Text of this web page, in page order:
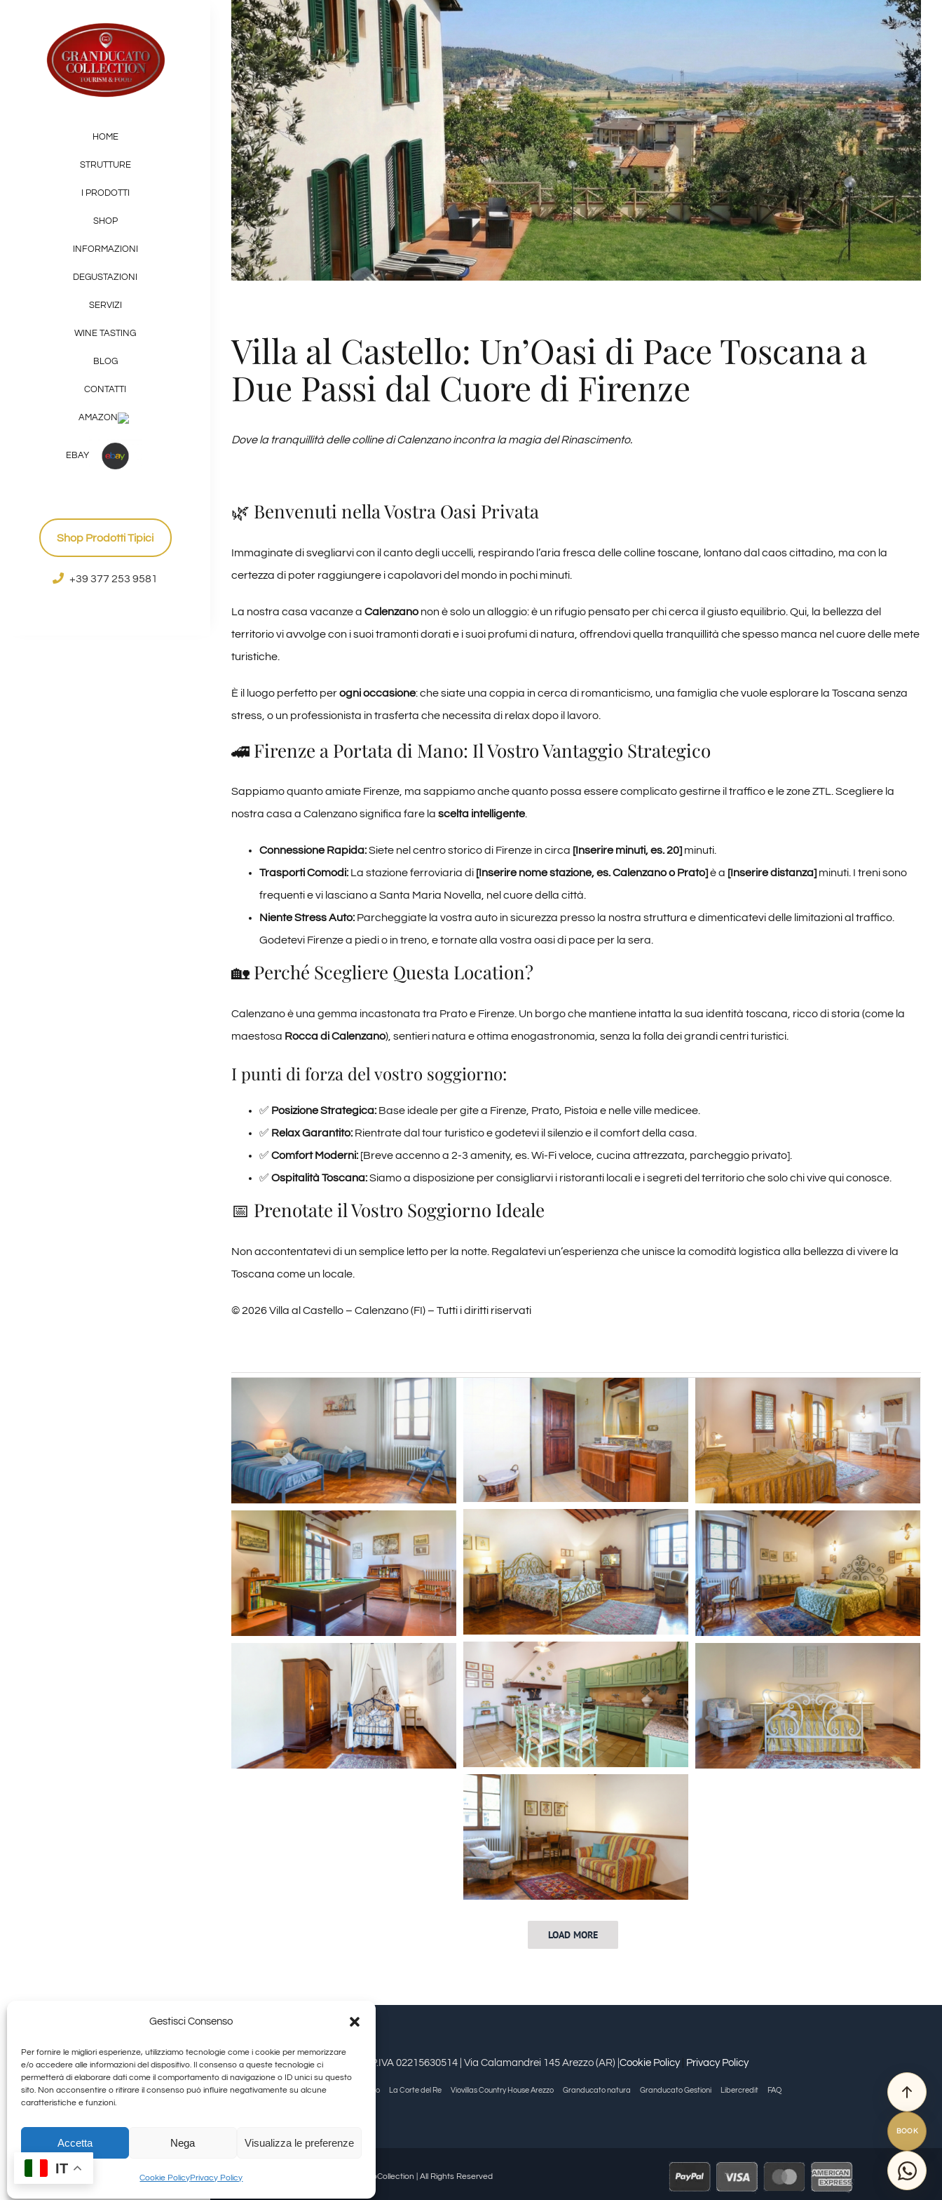
Gestisci Consenso
Per fornire le migliori esperienze, utilizziamo tecnologie come i cookie per memorizzare
e/o accedere alle informazioni del dispositivo. Il consenso a queste tecnologie ci
permetterà di elaborare dati come il comportamento di navigazione o ID unici su questo
sito. Non acconsentire o ritirare il consenso può influire negativamente su alcune
caratteristiche e funzioni.
Accetta Nega Visualizza le preferenze
Cookie PolicyPrivacy Policy
contenuto
HOME
STRUTTURE
I PRODOTTI
SHOP
INFORMAZIONI
DEGUSTAZIONI
SERVIZI
WINE TASTING
BLOG
CONTATTI
AMAZON
EBAY
Shop Prodotti Tipici
+39 377 253 9581
Villa al Castello: Un’Oasi di Pace Toscana a
Due Passi dal Cuore di Firenze
Dove la tranquillità delle colline di Calenzano incontra la magia del Rinascimento.
🌿 Benvenuti nella Vostra Oasi Privata
Immaginate di svegliarvi con il canto degli uccelli, respirando l’aria fresca delle colline toscane, lontano dal caos cittadino, ma con la
certezza di poter raggiungere i capolavori del mondo in pochi minuti.
La nostra casa vacanze a Calenzanonon è solo un alloggio: è un rifugio pensato per chi cerca il giusto equilibrio. Qui, la bellezza del
territorio vi avvolge con i suoi tramonti dorati e i suoi profumi di natura, offrendovi quella tranquillità che spesso manca nel cuore delle mete
turistiche.
È il luogo perfetto perogni occasione: che siate una coppia in cerca di romanticismo, una famiglia che vuole esplorare la Toscana senza
stress, o un professionista in trasferta che necessita di relax dopo il lavoro.
🚄 Firenze a Portata di Mano: Il Vostro Vantaggio Strategico
Sappiamo quanto amiate Firenze, ma sappiamo anche quanto possa essere complicato gestirne il traffico e le zone ZTL. Scegliere la
nostra casa a Calenzano significa fare la scelta intelligente.
Connessione Rapida:Siete nel centro storico di Firenze in circa [Inserire minuti, es. 20]minuti.
Trasporti Comodi:La stazione ferroviaria di [Inserire nome stazione, es. Calenzano o Prato]è a [Inserire distanza]minuti. I treni sono
frequenti e vi lasciano a Santa Maria Novella, nel cuore della città.
Niente Stress Auto:Parcheggiate la vostra auto in sicurezza presso la nostra struttura e dimenticatevi delle limitazioni al traffico.
Godetevi Firenze a piedi o in treno, e tornate alla vostra oasi di pace per la sera.
🏡 Perché Scegliere Questa Location?
Calenzano è una gemma incastonata tra Prato e Firenze. Un borgo che mantiene intatta la sua identità toscana, ricco di storia (come la
maestosa Rocca di Calenzano), sentieri natura e ottima enogastronomia, senza la folla dei grandi centri turistici.
I punti di forza del vostro soggiorno:
✅ Posizione Strategica:Base ideale per gite a Firenze, Prato, Pistoia e nelle ville medicee.
✅ Relax Garantito:Rientrate dal tour turistico e godetevi il silenzio e il comfort della casa.
✅ Comfort Moderni:[Breve accenno a 2-3 amenity, es. Wi-Fi veloce, cucina attrezzata, parcheggio privato].
✅ Ospitalità Toscana:Siamo a disposizione per consigliarvi i ristoranti locali e i segreti del territorio che solo chi vive qui conosce.
📅 Prenotate il Vostro Soggiorno Ideale
Non accontentatevi di un semplice letto per la notte. Regalatevi un’esperienza che unisce la comodità logistica alla bellezza di vivere la
Toscana come un locale.
© 2026 Villa al Castello – Calenzano (FI) – Tutti i diritti riservati
LOAD MORE
Granducato Gestioni srl | P.IVA 02215630514 | Via Calamandrei 145 Arezzo (AR) | Cookie Policy| Privacy Policy
Allegra Toscana Arezzo Allegra Viareggio La Corte del Re Viovillas Country House Arezzo Granducato natura Granducato Gestioni Libercredit FAQ
© Copyright 2012 - 2026 | GranDucatoCollection | All Rights Reserved
IT
BOOK